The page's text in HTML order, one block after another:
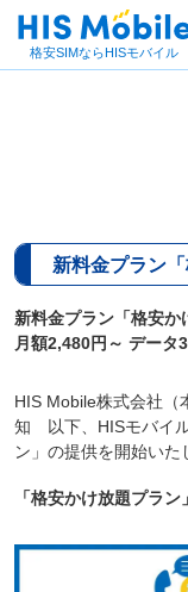
格安SIMならHISモバイル
新料金プラン
新料金プラン「格安
月額2,480円～ データ
HIS Mobile株式会社
知 以下、HISモバイ
ン」の提供を開始いた
「格安かけ放題プラ